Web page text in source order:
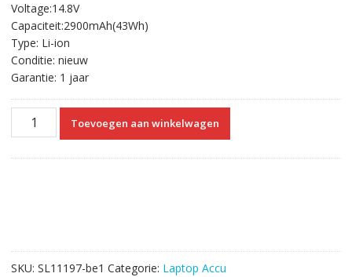
was:
€94.75.€56.73.
Voltage:14.8V
Capaciteit:2900mAh(43Wh)
Type: Li-ion
Conditie: nieuw
Garantie: 1 jaar
Originele
Toevoegen aan winkelwagen
SKU: SL11197-be1 Categorie: Laptop Accu